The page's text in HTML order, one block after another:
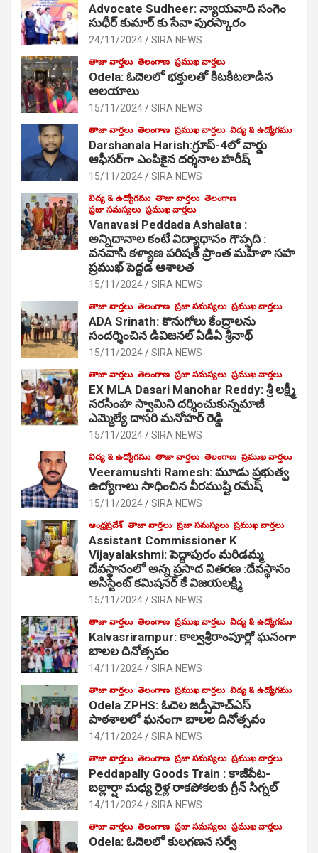
Advocate Sudheer: న్యాయవాది సంగెం
సుధీర్ కుమార్ కు సేవా పురస్కారం
24/11/2024 SIRA NEWS
తాజా వార్తలు తెలంగాణ ప్రముఖ వార్తలు
Odela: ఓదెల‌లో భక్తులతో కిటకిటలాడిన
ఆల‌యాలు
15/11/2024 SIRA NEWS
తాజా వార్తలు తెలంగాణ ప్రముఖ వార్తలు విద్య & ఉద్యోగము
Darshanala Harish:గ్రూప్-4లో వార్డు
ఆఫీసర్‌గా ఎంపికైన దర్శనాల హరీష్
15/11/2024 SIRA NEWS
విద్య & ఉద్యోగము తాజా వార్తలు తెలంగాణ
ప్రజా సమస్యలు ప్రముఖ వార్తలు
Vanavasi Peddada Ashalata :
అన్నిదానాల కంటే విద్యాధానం గొప్పది :
వనవాసి కళ్యాణ పరిషత్ ప్రాంత మహిళా సహ
ప్రముఖ్ పెద్దడ ఆశాలత
15/11/2024 SIRA NEWS
తాజా వార్తలు తెలంగాణ ప్రజా సమస్యలు ప్రముఖ వార్తలు
ADA Srinath: కొనుగోలు కేంద్రాల‌ను
సంద‌ర్శించిన డివిజనల్ ఏడీఏ శ్రీనాథ్
15/11/2024 SIRA NEWS
తాజా వార్తలు తెలంగాణ ప్రజా సమస్యలు ప్రముఖ వార్తలు
EX MLA Dasari Manohar Reddy: శ్రీ లక్ష్మీ
నరసింహ స్వామిని దర్శించుకున్నమాజీ
ఎమ్మెల్యే దాసరి మనోహర్ రెడ్డి
15/11/2024 SIRA NEWS
విద్య & ఉద్యోగము తాజా వార్తలు తెలంగాణ ప్రముఖ వార్తలు
Veeramushti Ramesh: మూడు ప్రభుత్వ
ఉద్యోగాలు సాధించిన వీరముష్టి రమేష్
15/11/2024 SIRA NEWS
ఆంధ్రప్రదేశ్ తాజా వార్తలు ప్రజా సమస్యలు ప్రముఖ వార్తలు
Assistant Commissioner K
Vijayalakshmi: పెద్దాపురం మరిడమ్మ
దేవస్థానంలో అన్న ప్రసాద వితరణ :దేవస్థానం
అసిస్టెంట్ కమిషనర్ కే విజయలక్ష్మి
15/11/2024 SIRA NEWS
తాజా వార్తలు తెలంగాణ ప్రముఖ వార్తలు విద్య & ఉద్యోగము
Kalvasrirampur: కాల్వశ్రీరాంపూర్లో ఘనంగా
బాలల దినోత్సవం
14/11/2024 SIRA NEWS
తాజా వార్తలు తెలంగాణ ప్రముఖ వార్తలు విద్య & ఉద్యోగము
Odela ZPHS: ఓదెల జ‌డ్పీహెచ్ఎస్
పాఠ‌శాల‌లో ఘనంగా బాలల దినోత్సవం
14/11/2024 SIRA NEWS
తాజా వార్తలు తెలంగాణ ప్రజా సమస్యలు ప్రముఖ వార్తలు
Peddapally Goods Train : కాజీపేట-
బల్లార్షా మధ్య రైళ్ల రాకపోకలకు గ్రీన్ సిగ్నల్
14/11/2024 SIRA NEWS
తాజా వార్తలు తెలంగాణ ప్రజా సమస్యలు ప్రముఖ వార్తలు
Odela: ఓదెలలో కులగణన సర్వే